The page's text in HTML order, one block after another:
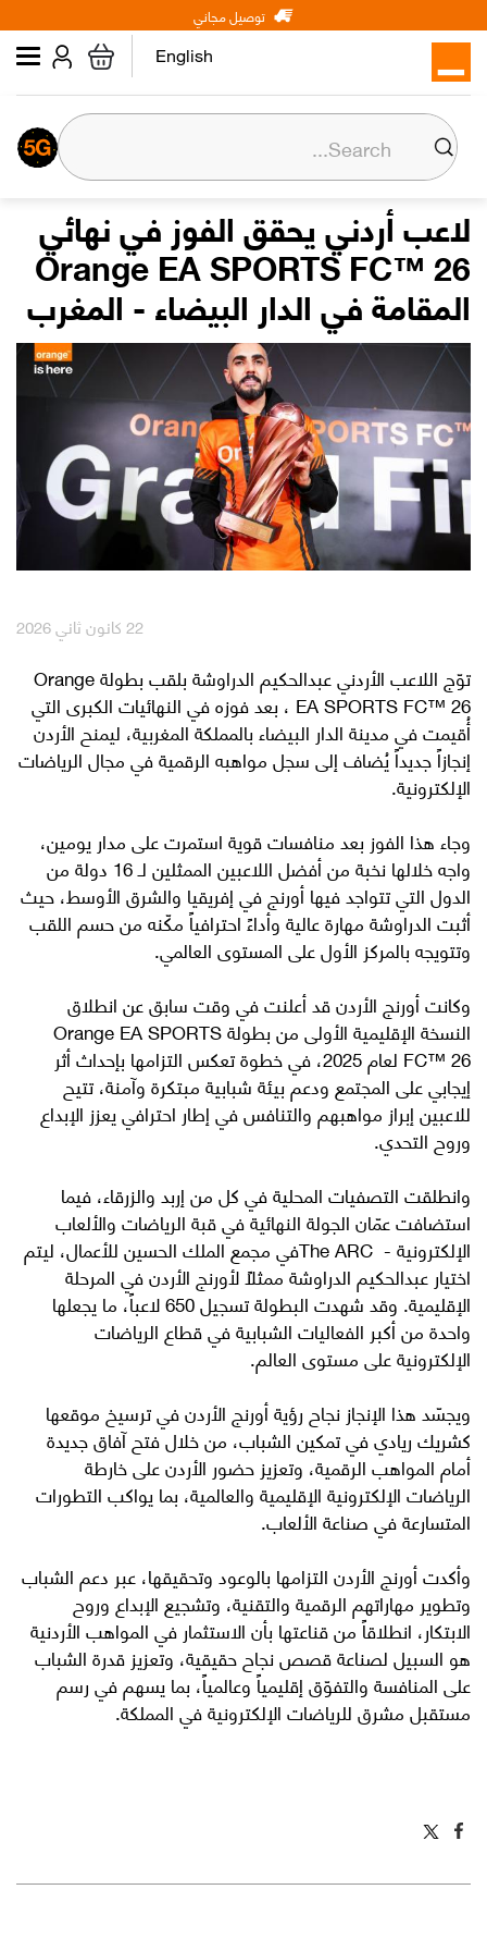
to
main
content
توصيل مجاني
English
Main
navigation
شخصيالأعمالعن أورنج
عن أورنج
المسؤولية المجتمعية
المركز الإعلامي
علاقات المستثمرين
وظائف
English العربية Orange إكسترا
لاعب أردني يحقق الفوز في نهائي
Orange EA SPORTS FC™ 26
المقامة في الدار البيضاء - المغرب
22 كانون ثاني 2026
توّج اللاعب الأردني عبدالحكيم الدراوشة بلقب بطولة Orange
EA SPORTS FC™ 26 ، بعد فوزه في النهائيات الكبرى التي
أُقيمت في مدينة الدار البيضاء بالمملكة المغربية، ليمنح الأردن
إنجازاً جديداً يُضاف إلى سجل مواهبه الرقمية في مجال الرياضات
الإلكترونية.
وجاء هذا الفوز بعد منافسات قوية استمرت على مدار يومين،
واجه خلالها نخبة من أفضل اللاعبين الممثلين لـ 16 دولة من
الدول التي تتواجد فيها أورنج في إفريقيا والشرق الأوسط، حيث
أثبت الدراوشة مهارة عالية وأداءً احترافياً مكّنه من حسم اللقب
وتتويجه بالمركز الأول على المستوى العالمي.
وكانت أورنج الأردن قد أعلنت في وقت سابق عن انطلاق
النسخة الإقليمية الأولى من بطولة Orange EA SPORTS
FC™ 26 لعام 2025، في خطوة تعكس التزامها بإحداث أثر
إيجابي على المجتمع ودعم بيئة شبابية مبتكرة وآمنة، تتيح
للاعبين إبراز مواهبهم والتنافس في إطار احترافي يعزز الإبداع
وروح التحدي.
وانطلقت التصفيات المحلية في كل من إربد والزرقاء، فيما
استضافت عمّان الجولة النهائية في قبة الرياضات والألعاب
الإلكترونية - The ARCفي مجمع الملك الحسين للأعمال، ليتم
اختيار عبدالحكيم الدراوشة ممثلاً لأورنج الأردن في المرحلة
الإقليمية. وقد شهدت البطولة تسجيل 650 لاعباً، ما يجعلها
واحدة من أكبر الفعاليات الشبابية في قطاع الرياضات
الإلكترونية على مستوى العالم.
ويجسّد هذا الإنجاز نجاح رؤية أورنج الأردن في ترسيخ موقعها
كشريك ريادي في تمكين الشباب، من خلال فتح آفاق جديدة
أمام المواهب الرقمية، وتعزيز حضور الأردن على خارطة
الرياضات الإلكترونية الإقليمية والعالمية، بما يواكب التطورات
المتسارعة في صناعة الألعاب.
وأكدت أورنج الأردن التزامها بالوعود وتحقيقها، عبر دعم الشباب
وتطوير مهاراتهم الرقمية والتقنية، وتشجيع الإبداع وروح
الابتكار، انطلاقاً من قناعتها بأن الاستثمار في المواهب الأردنية
هو السبيل لصناعة قصص نجاح حقيقية، وتعزيز قدرة الشباب
على المنافسة والتفوّق إقليمياً وعالمياً، بما يسهم في رسم
مستقبل مشرق للرياضات الإلكترونية في المملكة.